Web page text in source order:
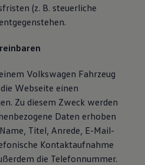
(z. B. steuerliche
Volkswagen Fahrzeug
Webseite einen
Zu diesem Zweck werden
Daten erhoben
Titel, Anrede, E-Mail-
Kontaktaufnahme
die Telefonnummer.